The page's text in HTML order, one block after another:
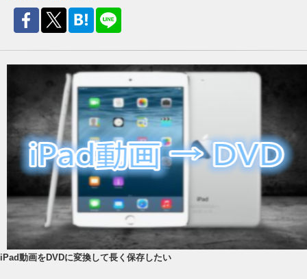
iPad動画をDVDに変換して長く保存したい